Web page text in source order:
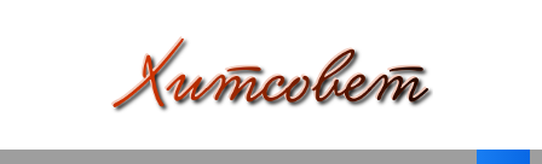
спицами,